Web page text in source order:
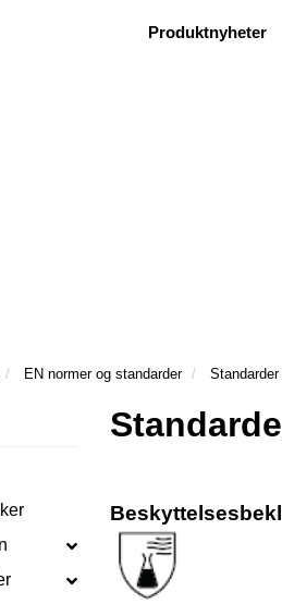
Ønsker besøk| Ris og ros
Produktnyheter
EN normer og standarder